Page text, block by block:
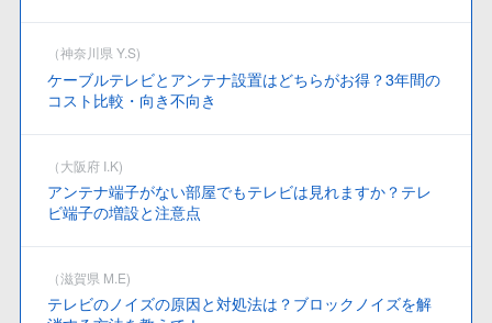
（神奈川県 Y.S)
ケーブルテレビとアンテナ設置はどちらがお得？3年間の
コスト比較・向き不向き
（大阪府 I.K)
アンテナ端子がない部屋でもテレビは見れますか？テレ
ビ端子の増設と注意点
（滋賀県 M.E)
テレビのノイズの原因と対処法は？ブロックノイズを解